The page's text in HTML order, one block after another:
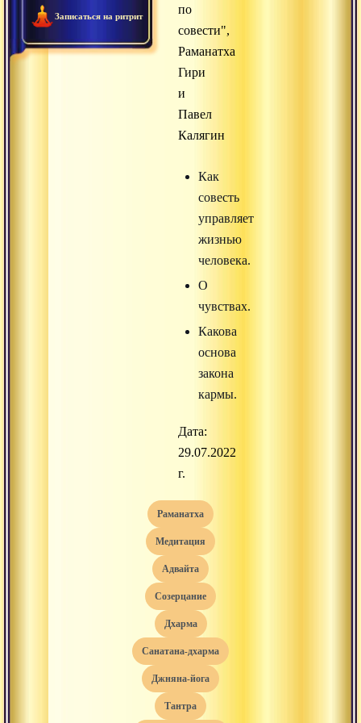
Записаться на ритрит
по
совести",
Раманатха
Гири
и
Павел
Калягин
Как
совесть
управляет
жизнью
человека.
О
чувствах.
Какова
основа
закона
кармы.
Дата:
29.07.2022
г.
раманатха
медитация
адвайта
созерцание
дхарма
санатана-дхарма
джняна-йога
тантра